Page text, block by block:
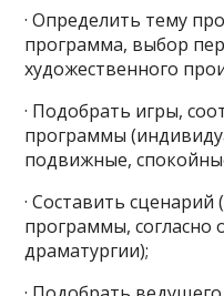
· Определить тему
программа, выбор
художественного
· Подобрать игры,
программы
подвижные,
· Составить
программы, согласно
драматургии);